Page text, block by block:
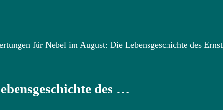
für Nebel im August: Die Lebensgeschichte des Ernst
des …